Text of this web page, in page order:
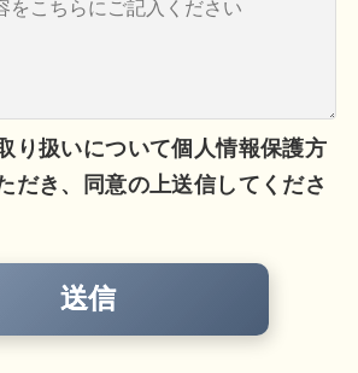
り扱いについて個人情報保護方
だき、同意の上送信してくださ